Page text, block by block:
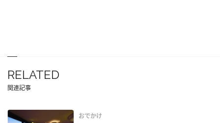
RELATED
関連記事
おでかけ